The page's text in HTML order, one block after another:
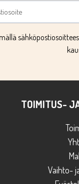
TOIMITUS-
Vaihto-